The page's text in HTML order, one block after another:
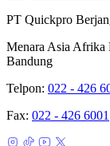
PT Quickpro
Menara Asia Afrika
Bandung
Telpon: 022 - 426
Fax: 022 - 426 6001